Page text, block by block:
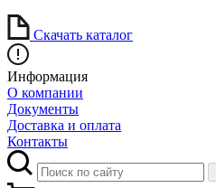
Скачать каталог
Информация
О компании
Документы
Доставка и оплата
Контакты